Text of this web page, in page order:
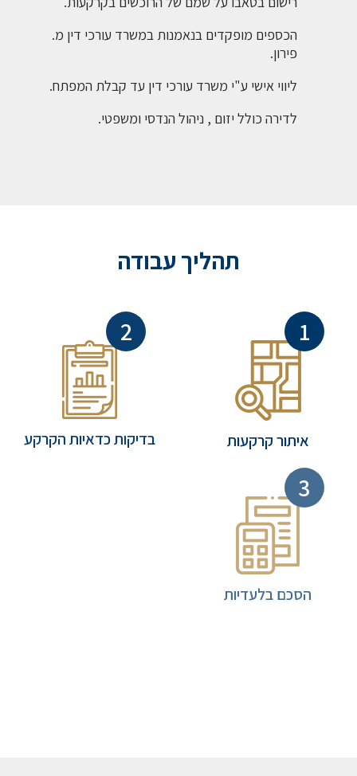
הכספים מופקדים בנאמנות במשרד עורכי דין מ.
פירון.
ליווי אישי ע"י משרד עורכי דין עד קבלת המפתח.
לדירה כולל יזום , ניהול הנדסי ומשפטי.
תהליך עבודה
איתור קרקעות בדיקות כדאיות הקרקע
הסכם בלעדיות